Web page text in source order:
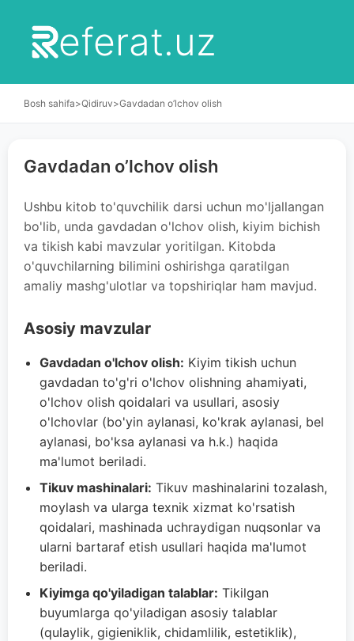
eferat.uz
Bosh sahifa>Qidiruv>Gavdadan o’lchov olish
Gavdadan o’lchov olish
Ushbu kitob to'quvchilik darsi uchun mo'ljallangan
bo'lib, unda gavdadan o'lchov olish, kiyim bichish
va tikish kabi mavzular yoritilgan. Kitobda
o'quvchilarning bilimini oshirishga qaratilgan
amaliy mashg'ulotlar va topshiriqlar ham mavjud.
Asosiy mavzular
Gavdadan o'lchov olish: Kiyim tikish uchun
gavdadan to'g'ri o'lchov olishning ahamiyati,
o'lchov olish qoidalari va usullari, asosiy
o'lchovlar (bo'yin aylanasi, ko'krak aylanasi, bel
aylanasi, bo'ksa aylanasi va h.k.) haqida
ma'lumot beriladi.
Tikuv mashinalari: Tikuv mashinalarini tozalash,
moylash va ularga texnik xizmat ko'rsatish
qoidalari, mashinada uchraydigan nuqsonlar va
ularni bartaraf etish usullari haqida ma'lumot
beriladi.
Kiyimga qo'yiladigan talablar: Tikilgan
buyumlarga qo'yiladigan asosiy talablar
(qulaylik, gigieniklik, chidamlilik, estetiklik),